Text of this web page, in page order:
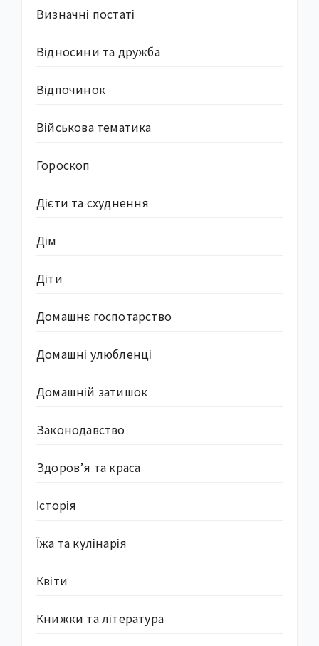
Визначні постаті
Відносини та дружба
Відпочинок
Військова тематика
Гороскоп
Дієти та схуднення
Дім
Діти
Домашнє госпотарство
Домашні улюбленці
Домашній затишок
Законодавство
Здоров’я та краса
Історія
Їжа та кулінарія
Квіти
Книжки та література